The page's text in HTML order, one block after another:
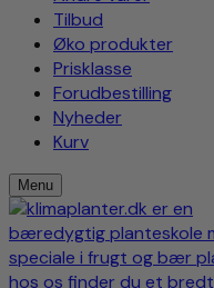
Tilbud
Øko produkter
Prisklasse
Forudbestilling
Nyheder
Kurv
Menu